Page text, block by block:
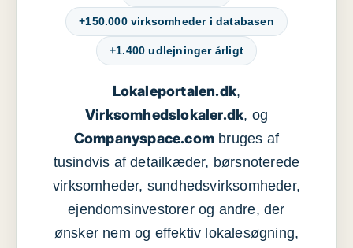
+150.000 virksomheder i databasen
+1.400 udlejninger årligt
Lokaleportalen.dk,
Virksomhedslokaler.dk, og
Companyspace.com bruges af
tusindvis af detailkæder, børsnoterede
virksomheder, sundhedsvirksomheder,
ejendomsinvestorer og andre, der
ønsker nem og effektiv lokalesøgning,